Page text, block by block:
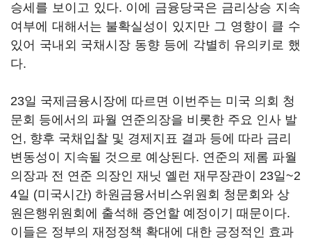
승세를 보이고 있다. 이에 금융당국은 금리상승 지속
여부에 대해서는 불확실성이 있지만 그 영향이 클 수
있어 국내외 국채시장 동향 등에 각별히 유의키로 했
다.
23일 국제금융시장에 따르면 이번주는 미국 의회 청
문회 등에서의 파월 연준의장을 비롯한 주요 인사 발
언, 향후 국채입찰 및 경제지표 결과 등에 따라 금리
변동성이 지속될 것으로 예상된다. 연준의 제롬 파월
의장과 전 연준 의장인 재닛 옐런 재무장관이 23일~2
4일 (미국시간) 하원금융서비스위원회 청문회와 상
원은행위원회에 출석해 증언할 예정이기 때문이다.
이들은 정부의 재정정책 확대에 대한 긍정적인 효과